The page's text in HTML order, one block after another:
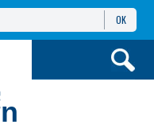
OK